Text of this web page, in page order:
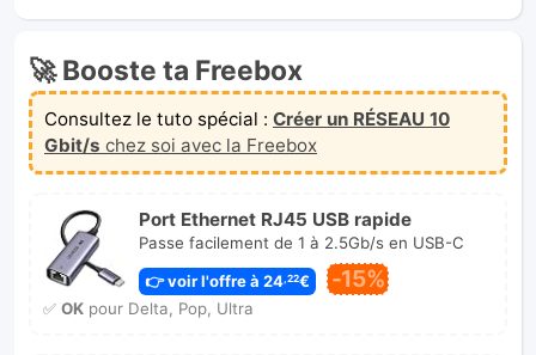
🚀 Booste ta Freebox
Consultez le tuto spécial : Créer un RÉSEAU 10
Gbit/s chez soi avec la Freebox
Port Ethernet RJ45 USB rapide
Passe facilement de 1 à 2.5Gb/s en USB-C
👉 voir l'offre à 24,22€ -15%
✅ OKpour Delta, Pop, Ultra